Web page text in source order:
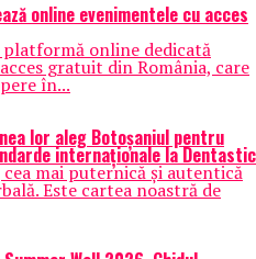
online evenimentele cu acces
online dedicată
gratuit din România, care
în...
lor aleg Botoșaniul pentru
internaționale la Dentastic
mai puternică și autentică
Este cartea noastră de